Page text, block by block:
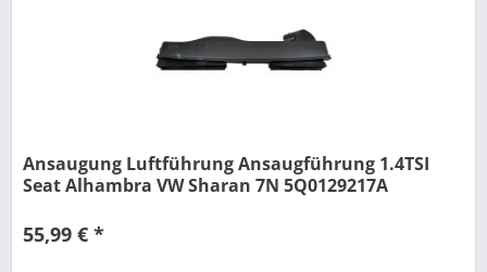
Ansaugung Luftführung Ansaugführung 1.4TSI
Seat Alhambra VW Sharan 7N 5Q0129217A
55,99 € *